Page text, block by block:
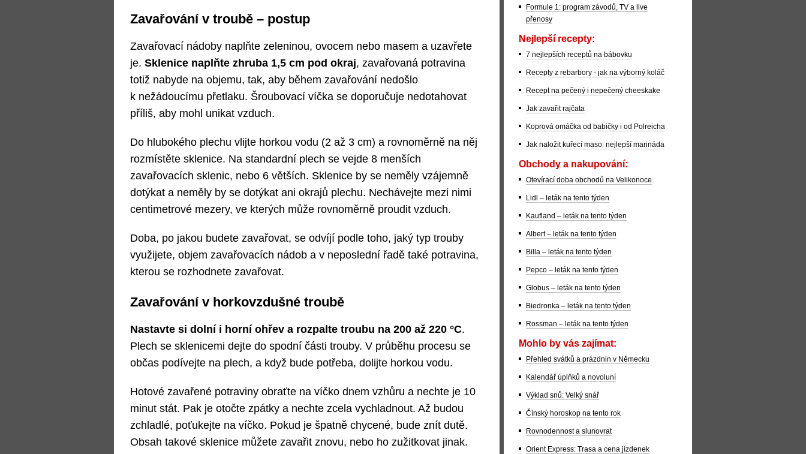
Zavařování v troubě – postup
Zavařovací nádoby naplňte zeleninou, ovocem nebo masem a uzavřete
je. Sklenice naplňte zhruba 1,5 cm pod okraj, zavařovaná potravina
totiž nabyde na objemu, tak, aby během zavařování nedošlo
k nežádoucímu přetlaku. Šroubovací víčka se doporučuje nedotahovat
příliš, aby mohl unikat vzduch.
Do hlubokého plechu vlijte horkou vodu (2 až 3 cm) a rovnoměrně na něj
rozmístěte sklenice. Na standardní plech se vejde 8 menších
zavařovacích sklenic, nebo 6 větších. Sklenice by se neměly vzájemně
dotýkat a neměly by se dotýkat ani okrajů plechu. Nechávejte mezi nimi
centimetrové mezery, ve kterých může rovnoměrně proudit vzduch.
Doba, po jakou budete zavařovat, se odvíjí podle toho, jaký typ trouby
využijete, objem zavařovacích nádob a v neposlední řadě také potravina,
kterou se rozhodnete zavařovat.
Zavařování v horkovzdušné troubě
Nastavte si dolní i horní ohřev a rozpalte troubu na 200 až 220 °C.
Plech se sklenicemi dejte do spodní části trouby. V průběhu procesu se
občas podívejte na plech, a když bude potřeba, dolijte horkou vodu.
Hotové zavařené potraviny obraťte na víčko dnem vzhůru a nechte je 10
minut stát. Pak je otočte zpátky a nechte zcela vychladnout. Až budou
zchladlé, poťukejte na víčko. Pokud je špatně chycené, bude znít dutě.
Obsah takové sklenice můžete zavařit znovu, nebo ho zužitkovat jinak.
Formule 1: program závodů, TV a live
přenosy
Nejlepší recepty:
7 nejlepších receptů na bábovku
Recepty z rebarbory - jak na výborný koláč
Recept na pečený i nepečený cheeskake
Jak zavařit rajčata
Koprová omáčka od babičky i od Polreicha
Jak naložit kuřecí maso: nejlepší marináda
Obchody a nakupování:
Otevírací doba obchodů na Velikonoce
Lidl – leták na tento týden
Kaufland – leták na tento týden
Albert – leták na tento týden
Billa – leták na tento týden
Pepco – leták na tento týden
Globus – leták na tento týden
Biedronka – leták na tento týden
Rossman – leták na tento týden
Mohlo by vás zajímat:
Přehled svátků a prázdnin v Německu
Kalendář úplňků a novoluní
Výklad snů: Velký snář
Čínský horoskop na tento rok
Rovnodennost a slunovrat
Orient Express: Trasa a cena jízdenek